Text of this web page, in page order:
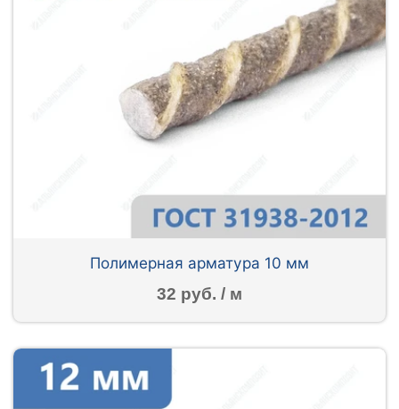
Полимерная арматура 10 мм
32 руб. / м